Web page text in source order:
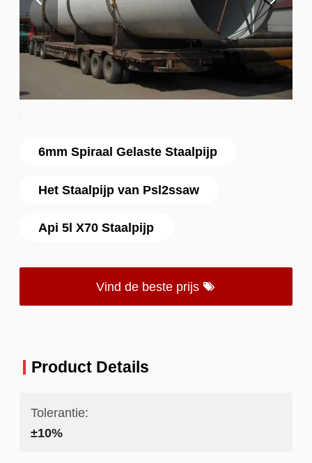
6mm Spiraal Gelaste Staalpijp
Het Staalpijp van Psl2ssaw
Api 5l X70 Staalpijp
Vind de beste prijs
Product Details
Tolerantie:
±10%